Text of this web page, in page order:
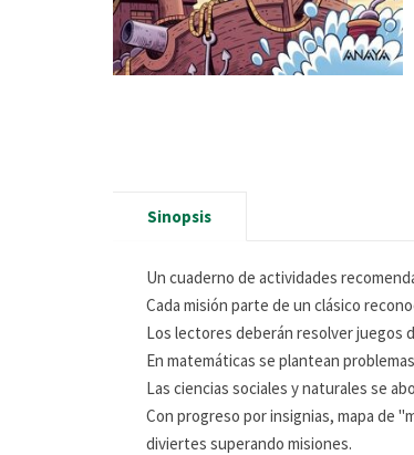
Sinopsis
Un cuaderno de actividades
Cada misión parte de un clásico
Los lectores deberán resolver juegos
En matemáticas se plantean
Las ciencias sociales y naturales se
Con progreso por insignias, mapa de
diviertes superando misiones.